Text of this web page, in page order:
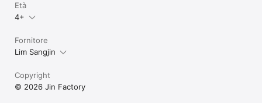
Età
4+
Fornitore
Lim Sangjin
Copyright
© 2026 Jin Factory